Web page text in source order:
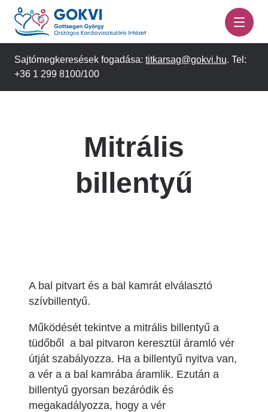
Ugrás
tartalomra
Sajtómegkeresések fogadása: titkarsag@gokvi.hu. Tel:
+36 1 299 8100/100
Mitrális
billentyű
A bal pitvart és a bal kamrát elválasztó
szívbillentyű.
Működését tekintve a mitrális billentyű a
tüdőből a bal pitvaron keresztül áramló vér
útját szabályozza. Ha a billentyű nyitva van,
a vér a a bal kamrába áramlik. Ezután a
billentyű gyorsan bezáródik és
megakadályozza, hogy a vér